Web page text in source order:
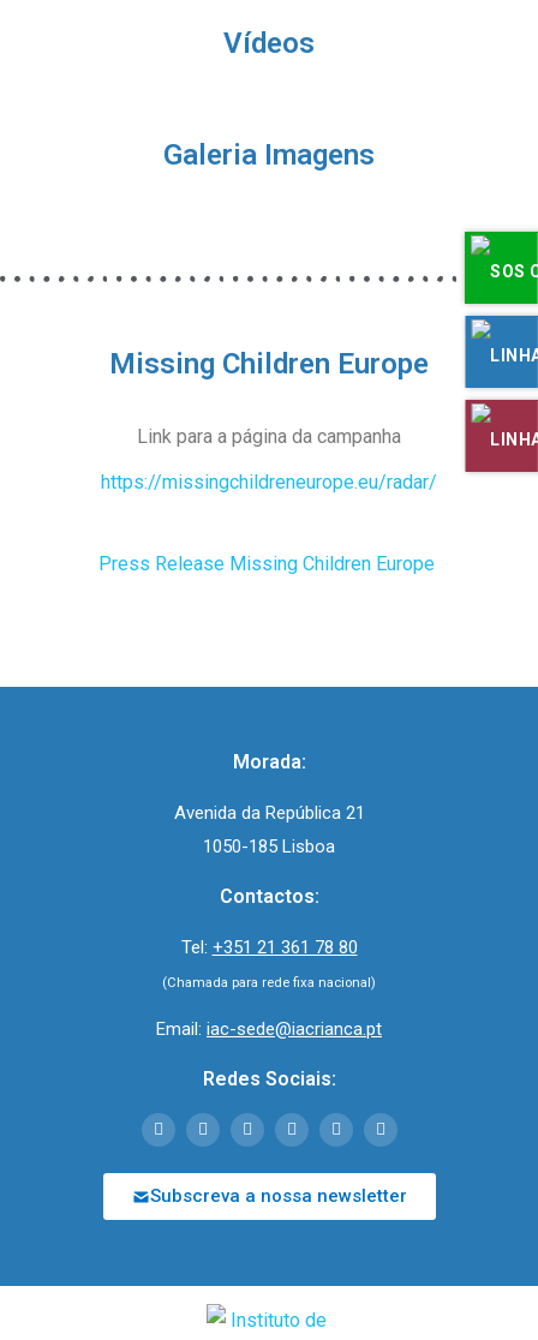
Vídeos
Galeria Imagens
Missing Children Europe
Link para a página da campanha
https://missingchildreneurope.eu/radar/
Press Release Missing Children Europe
Morada:
Avenida da República 21
1050-185 Lisboa
Contactos:
Tel: +351 21 361 78 80
(Chamada para rede fixa nacional)
Email: iac-sede@iacrianca.pt
Redes Sociais:
Subscreva a nossa newsletter